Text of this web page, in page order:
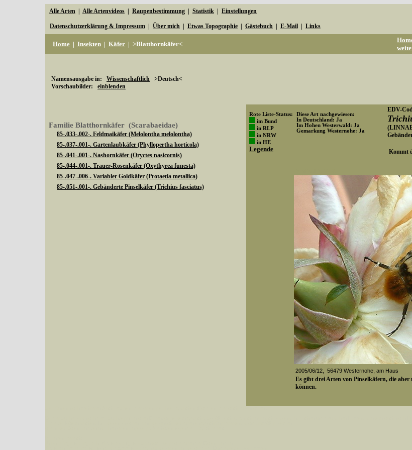
Alle Arten Alle Artenvideos Raupenbestimmung Statistik Einstellungen
Datenschutzerklärung & Impressum Über mich Etwas Topographie Gästebuch E-Mail Links
Home | Insekten | Käfer | >Blatthornkäfer<
Namensausgabe in: Wissenschaftlich >Deutsch<
Vorschaubilder: einblenden
Familie Blatthornkäfer (Scarabaeidae)
85-.033-.002-. Feldmaikäfer (Melolontha melolontha)
85-.037-.001-. Gartenlaubkäfer (Phyllopertha horticola)
85-.041-.001-. Nashornkäfer (Oryctes nasicornis)
85-.044-.001-. Trauer-Rosenkäfer (Oxythyrea funesta)
85-.047-.006-. Variabler Goldkäfer (Protaetia metallica)
85-.051-.001-. Gebänderte Pinselkäfer (Trichius fasciatus)
Rote Liste-Status:
im Bund
in RLP
in NRW
in HE
Legende
Diese Art nachgewiesen:
In Deutschland: Ja
Im Hohen Westerwald: Ja
Gemarkung Westernohe: Ja
EDV-
Kommt
2005/06/12, 56479 Westernohe, am Haus
Es gibt drei Arten von Pinselkäfern, die
können.